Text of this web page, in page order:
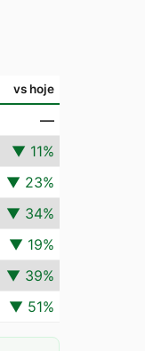
vs hoje
—
▼ 11%
▼ 23%
▼ 34%
▼ 19%
▼ 39%
▼ 51%